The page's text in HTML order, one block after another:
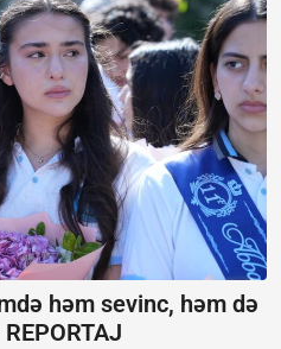
həm sevinc, həm də
REPORTAJ